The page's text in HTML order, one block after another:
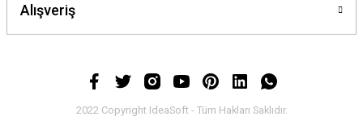
Alışveriş
2022 Copyright IdeaSoft - Tüm Hakları Saklıdır.